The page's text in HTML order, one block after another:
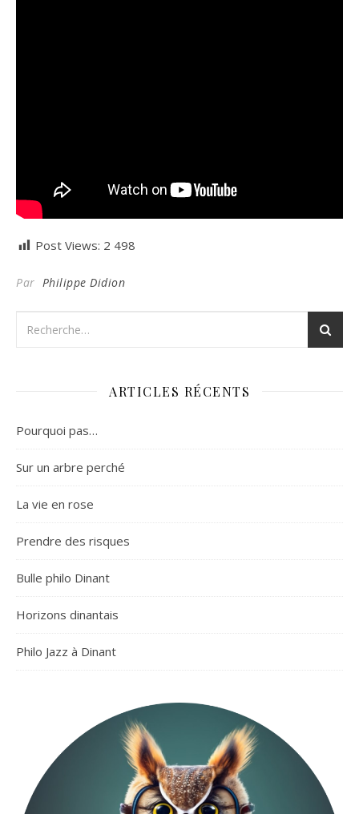
Post Views: 2 498
Par Philippe Didion
ARTICLES RÉCENTS
Pourquoi pas…
Sur un arbre perché
La vie en rose
Prendre des risques
Bulle philo Dinant
Horizons dinantais
Philo Jazz à Dinant